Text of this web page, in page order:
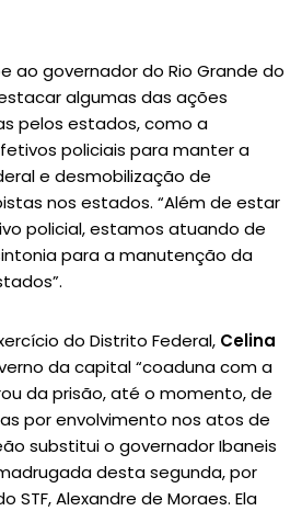
ao governador do Rio Grande do
algumas das ações
pelos estados, como a
policiais para manter a
e desmobilização de
nos estados. “Além de estar
policial, estamos atuando de
para a manutenção da
do Distrito Federal, Celina
da capital “coaduna com a
da prisão, até o momento, de
por envolvimento nos atos de
substitui o governador Ibaneis
desta segunda, por
STF, Alexandre de Moraes. Ela